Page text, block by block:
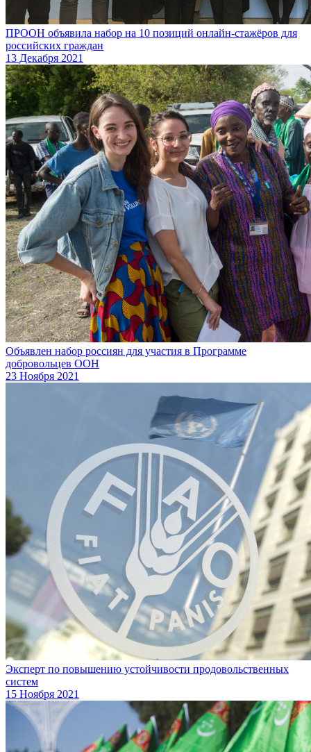
ПРООН объявила набор на 10 позиций онлайн-стажёров для
российских граждан
13 Декабря 2021
Объявлен набор россиян для участия в Программе
добровольцев ООН
23 Ноября 2021
Эксперт по повышению устойчивости продовольственных
систем
15 Ноября 2021